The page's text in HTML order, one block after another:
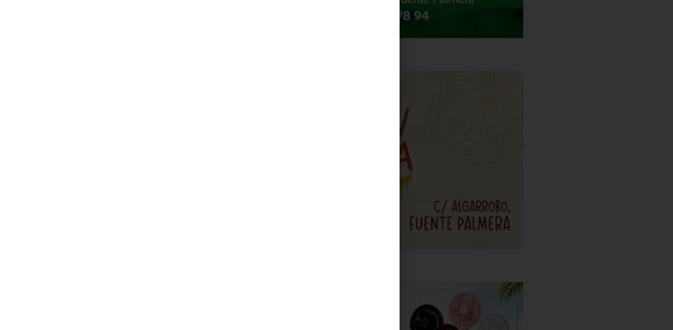
esfuerzo y sacrificio.
con especialidad en
Tras acabar sus estudios
de alcanzar los 2 años de
Real (Jaén).
y trabajar como policía
una plaza cerca de su casa,
Diego Blancat es el
de la Policía Local.
en Criminología por la
último aňo de universidad (a
a academias tanto en Écija
pasado. El haber hecho la